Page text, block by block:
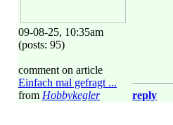
09-08-25, 10:35am
(posts: 95)
comment on article
Einfach mal gefragt ...
from Hobbykegler reply